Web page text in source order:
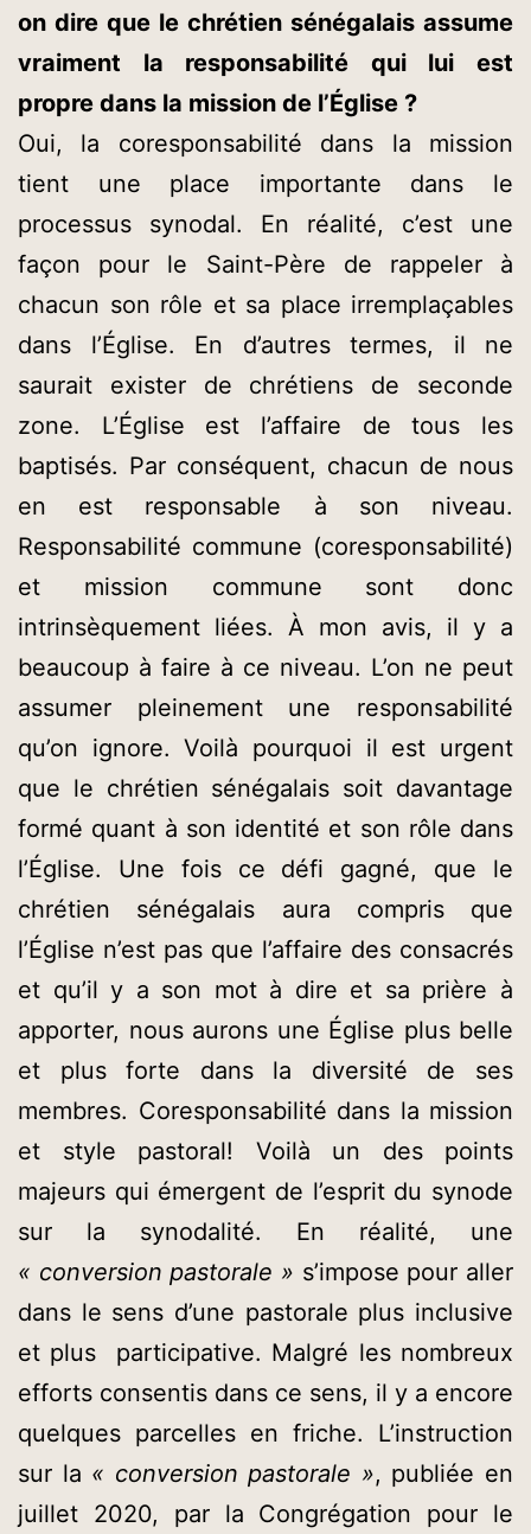
on dire que le chrétien sénégalais assume
vraiment la responsabilité qui lui est
propre dans la mission de l’Église ?
Oui, la coresponsabilité dans la mission
tient une place importante dans le
processus synodal. En réalité, c’est une
façon pour le Saint-Père de rappeler à
chacun son rôle et sa place irremplaçables
dans l’Église. En d’autres termes, il ne
saurait exister de chrétiens de seconde
zone. L’Église est l’affaire de tous les
baptisés. Par conséquent, chacun de nous
en est responsable à son niveau.
Responsabilité commune (coresponsabilité)
et mission commune sont donc
intrinsèquement liées. À mon avis, il y a
beaucoup à faire à ce niveau. L’on ne peut
assumer pleinement une responsabilité
qu’on ignore. Voilà pourquoi il est urgent
que le chrétien sénégalais soit davantage
formé quant à son identité et son rôle dans
l’Église. Une fois ce défi gagné, que le
chrétien sénégalais aura compris que
l’Église n’est pas que l’affaire des consacrés
et qu’il y a son mot à dire et sa prière à
apporter, nous aurons une Église plus belle
et plus forte dans la diversité de ses
membres. Coresponsabilité dans la mission
et style pastoral! Voilà un des points
majeurs qui émergent de l’esprit du synode
sur la synodalité. En réalité, une
« conversion pastorale » s’impose pour aller
dans le sens d’une pastorale plus inclusive
et plus participative. Malgré les nombreux
efforts consentis dans ce sens, il y a encore
quelques parcelles en friche. L’instruction
sur la « conversion pastorale », publiée en
juillet 2020, par la Congrégation pour le